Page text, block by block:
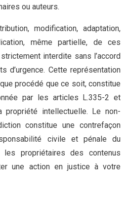
ou auteurs.
modification, adaptation,
même partielle, de ces
interdite sans l’accord
d’urgence. Cette représentation
procédé que ce soit, constitue
par les articles L.335-2 et
intellectuelle. Le non-
constitue une contrefaçon
civile et pénale du
les propriétaires des contenus
une action en justice à votre